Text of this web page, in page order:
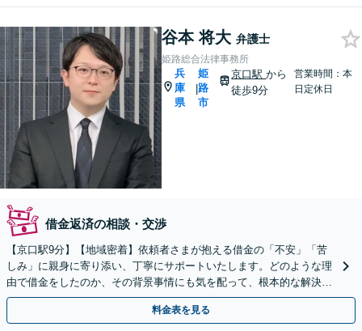
谷本 将大 弁護士
姫路総合法律事務所
兵
庫
県
|
姫
路
市
京口駅から
徒歩9分
営業時間：本
日定休日
借金返済の相談・交渉
【京口駅9分】【地域密着】依頼者さまが抱える借金の「不安」「苦
しみ」に親身に寄り添い、丁寧にサポートいたします。どのような理
由で借金をしたのか、その背景事情にも気を配って、根本的な解決を
目指します。おひとりで悩まず、お気軽にご相談ください。
料金表を見る